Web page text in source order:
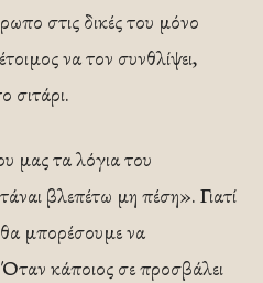
στις δικές του μόνο
να τον συνθλίψει,
σιτάρι.
μας τα λόγια του
βλεπέτω μη πέση». Γιατί
μπορέσουμε να
κάποιος σε προσβάλει